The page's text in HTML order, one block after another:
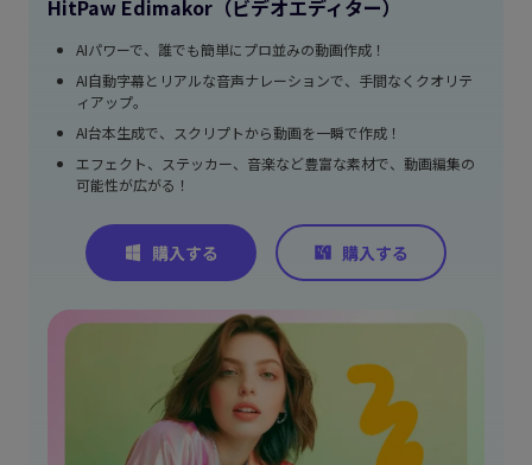
HitPaw Edimakor（ビデオエディター）
AIパワーで、誰でも簡単にプロ並みの動画作成！
AI自動字幕とリアルな音声ナレーションで、手間なくクオリテ
ィアップ。
AI台本生成で、スクリプトから動画を一瞬で作成！
エフェクト、ステッカー、音楽など豊富な素材で、動画編集の
可能性が広がる！